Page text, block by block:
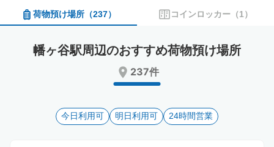
calendar
and
a
date.
and
a
date.
mark
key
荷物預け場所 （237） コインロッカー （1）
幡ヶ谷駅周辺のおすすめ荷物預け場所
237件
今日利用可 明日利用可 24時間営業